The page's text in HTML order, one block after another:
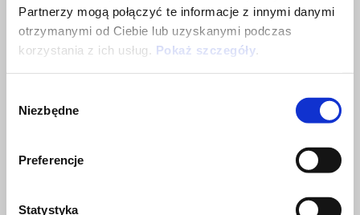
Partnerzy mogą połączyć te informacje z innymi danymi
otrzymanymi od Ciebie lub uzyskanymi podczas
korzystania z ich usług. Pokaż szczegóły.
zgody
Niezbędne
Preferencje
Statystyka
and performance that distinguish Aprilia 660 project from main
competitors. NOT available on Tuono 660 version 35 Kw